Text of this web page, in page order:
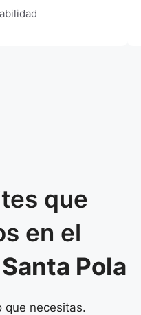
que
en el
Santa Pola
que necesitas.